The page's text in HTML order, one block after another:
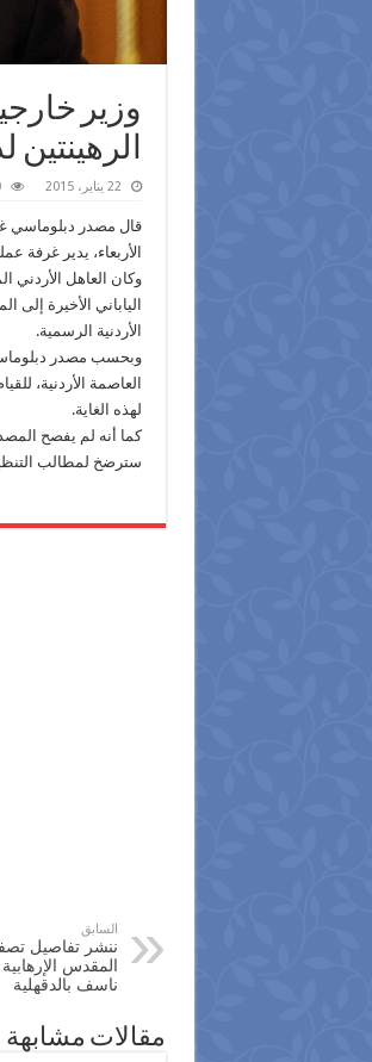
وزير
22 يناير، 2015
قال مصدر دبلوماسي
الأربعاء، يدير غرفة
وكان العاهل الأردني
الياباني الأخيرة إلى
الأردنية الرسمية.
وبحسب مصدر دبلوماسي
العاصمة الأردنية،
لهذه الغاية.
كما أنه لم يفصح
سترضخ لمطالب
السابق
ننشر تفاصيل
المقدس
ناسف بالدقهلية
مقالات مشابهة